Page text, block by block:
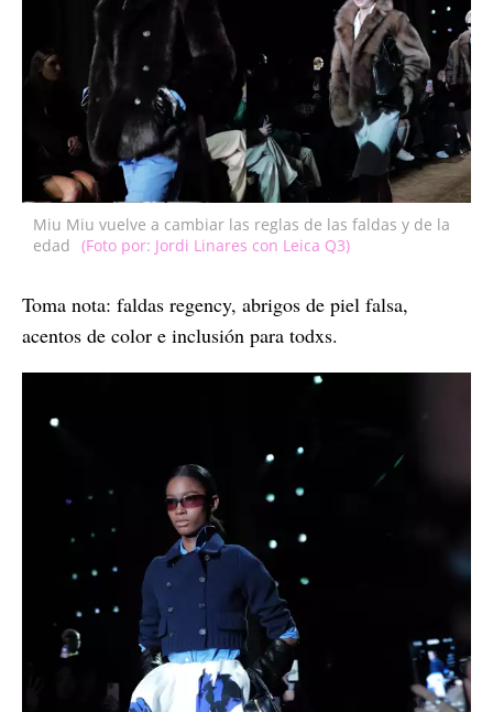
Miu Miu vuelve a cambiar las reglas de las faldas y de la
edad (Foto por: Jordi Linares con Leica Q3)
Toma nota: faldas regency, abrigos de piel falsa,
acentos de color e inclusión para todxs.